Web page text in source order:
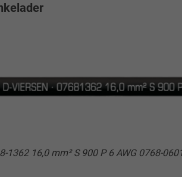
1362 16,0 mm² S 900 P 6 AWG 0768-